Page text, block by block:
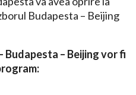
Budapesta – Beijing
Budapesta – Beijing vor fi